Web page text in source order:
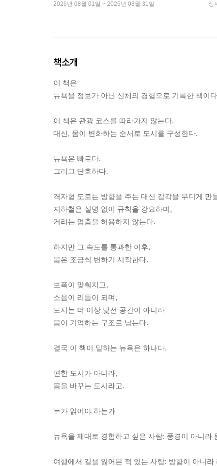
2026년 08월 01일 ~ 2026년 08월 31일 상
책소개
이 책은
뉴욕을 정보가 아닌 신체의 경험으로 기록한 책이
이 책은 관광 코스를 따라가지 않는다.
대신, 몸이 변화하는 순서로 도시를 구성한다.
뉴욕은 빠르다.
그리고 단호하다.
격자형 도로는 방향을 주는 대신 감각을 무디게 만
지하철은 설명 없이 규칙을 강요하며,
거리는 멈춤을 허용하지 않는다.
하지만 그 속도를 통과한 이후,
몸은 조금씩 변하기 시작한다.
보폭이 맞춰지고,
소음이 리듬이 되며,
도시는 더 이상 낯선 공간이 아니라
몸이 기억하는 구조로 남는다.
결국 이 책이 말하는 뉴욕은 하나다.
편한 도시가 아니라,
몸을 바꾸는 도시라고.
누가 읽어야 하는가
뉴욕을 제대로 경험하고 싶은 사람: 풍경이 아니라
여행에서 길을 잃어본 적 있는 사람: 방향이 아니